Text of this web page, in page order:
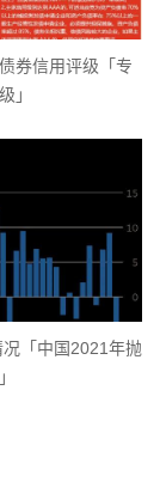
券信用评级「专
」
「中国2021年抛